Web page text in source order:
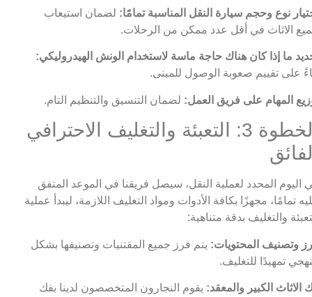
نوع وحجم سيارة النقل المناسبة تمامًا: لضمان استيعاب
الاثاث في أقل عدد ممكن من الرحلات.
ما إذا كان هناك حاجة ماسة لاستخدام الونش الهيدروليكي:
على تقييم صعوبة الوصول للمبنى.
المهام على فريق العمل: لضمان التنسيق والتنظيم التام.
الخطوة 3: التعبئة والتغليف الاحترافي
اليوم المحدد لعملية النقل، سيصل فريقنا في الموعد المتفق
تمامًا، مجهزًا بكافة الأدوات ومواد التغليف اللازمة، ليبدأ عملية
والتغليف بدقة متناهية:
وتصنيف المحتويات: يتم فرز جميع المقتنيات وتصنيفها بشكل
تمهيدًا للتغليف.
الاثاث الكبير والمعقد: يقوم النجارون المتخصصون لدينا بفك